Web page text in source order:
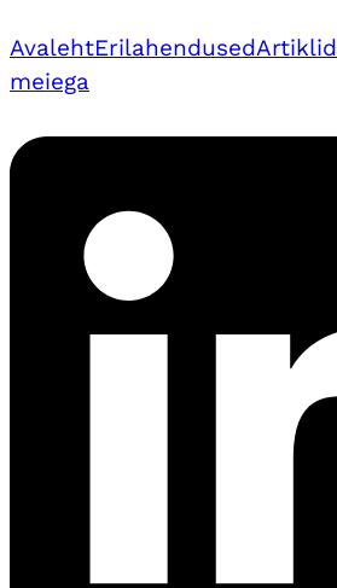
AvalehtErilahendusedArtiklid
meiega